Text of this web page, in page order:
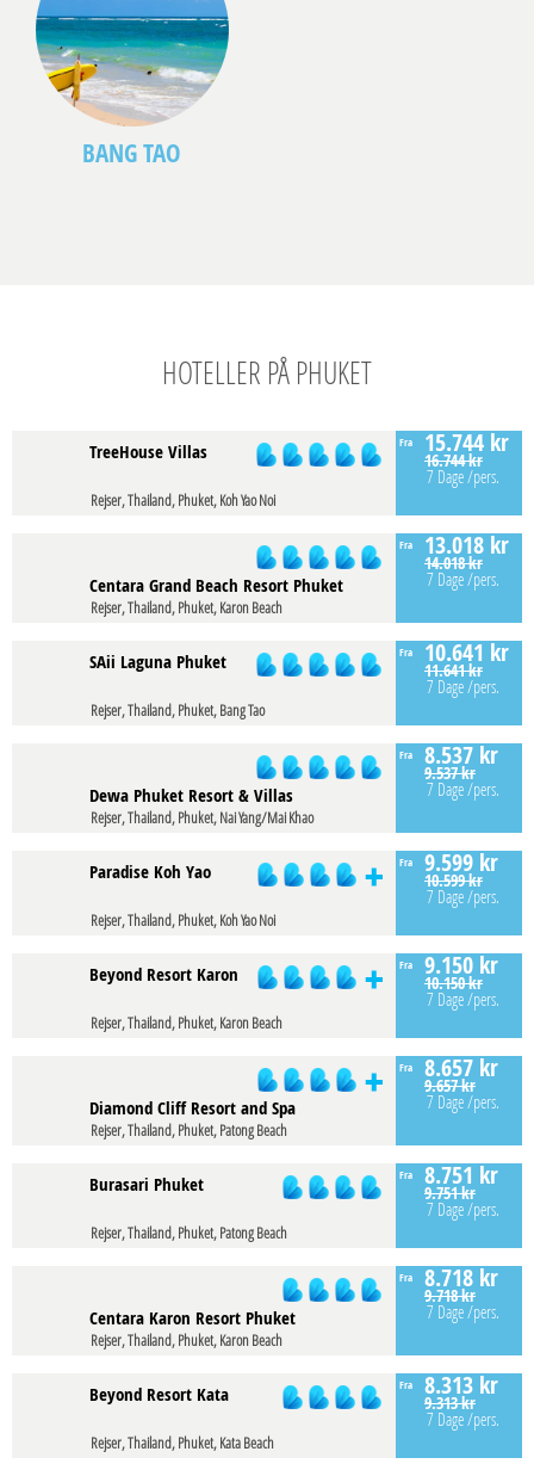
BANG TAO
HOTELLER PÅ PHUKET
Fra 15.744 kr
16.744 kr
7 Dage/pers.
TreeHouse Villas
Rejser, Thailand, Phuket, Koh Yao Noi
Fra 13.018 kr
14.018 kr
7 Dage/pers.
Centara Grand Beach Resort Phuket
Rejser, Thailand, Phuket, Karon Beach
Fra 10.641 kr
11.641 kr
7 Dage/pers.
SAii Laguna Phuket
Rejser, Thailand, Phuket, Bang Tao
Fra 8.537 kr
9.537 kr
7 Dage/pers.
Dewa Phuket Resort & Villas
Rejser, Thailand, Phuket, Nai Yang/Mai Khao
Fra 9.599 kr
10.599 kr
7 Dage/pers.
Paradise Koh Yao
Rejser, Thailand, Phuket, Koh Yao Noi
Fra 9.150 kr
10.150 kr
7 Dage/pers.
Beyond Resort Karon
Rejser, Thailand, Phuket, Karon Beach
Fra 8.657 kr
9.657 kr
7 Dage/pers.
Diamond Cliff Resort and Spa
Rejser, Thailand, Phuket, Patong Beach
Fra 8.751 kr
9.751 kr
7 Dage/pers.
Burasari Phuket
Rejser, Thailand, Phuket, Patong Beach
Fra 8.718 kr
9.718 kr
7 Dage/pers.
Centara Karon Resort Phuket
Rejser, Thailand, Phuket, Karon Beach
Fra 8.313 kr
9.313 kr
7 Dage/pers.
Beyond Resort Kata
Rejser, Thailand, Phuket, Kata Beach